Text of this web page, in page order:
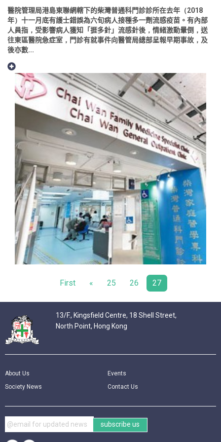
醫院管理局港島東聯網轄下的柴灣普通科門診診所在去年（2018
年）十一月底有護士錯誤為六旬病人接種多一劑流感疫苗。有內部
人員指，受影響病人獲知「捱多針」流感針後，情緒激動暈倒，送
往東區醫院急症室，門診有就事件向醫管局總部呈報早期事故，及
後亦數...
First « 25 26 27
13/F., Kingsfield Centre, 18 Shell Street,
North Point, Hong Kong
About Us
Society News
Events
Contact Us
subscribe us